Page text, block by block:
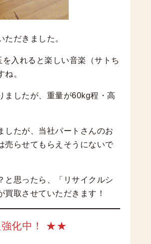
だきました。
入れると楽しい音楽（サトち
。
ましたが、重量が60kg程・高
したが、当社パートさんのお
売らせてもらえそうにないで
と思ったら、「リサイクルシ
取させていただきます！
強化中！ ★★